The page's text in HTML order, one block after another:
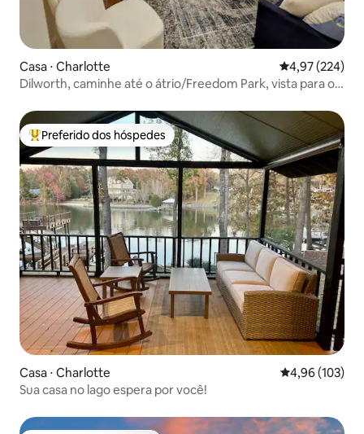
Casa ⋅ Charlotte 4,97 de uma
4,97 (224)
Dilworth, caminhe até o átrio/Freedom Park, vista para o
Entre os melhores preferidos dos hóspedes
Preferido dos hóspedes
Casa ⋅ Charlotte 4,96 de uma
4,96 (103)
Sua casa no lago espera por você!